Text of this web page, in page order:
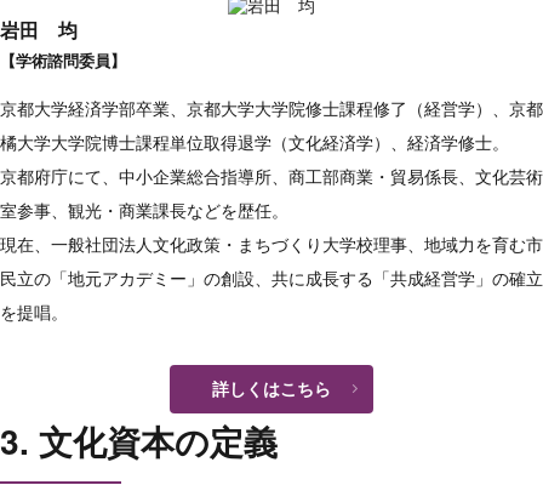
岩田 均
【学術諮問委員】
京都大学経済学部卒業、京都大学大学院修士課程修了（経営学）、京都
橘大学大学院博士課程単位取得退学（文化経済学）、経済学修士。
京都府庁にて、中小企業総合指導所、商工部商業・貿易係長、文化芸術
室参事、観光・商業課長などを歴任。
現在、一般社団法人文化政策・まちづくり大学校理事、地域力を育む市
民立の「地元アカデミー」の創設、共に成長する「共成経営学」の確立
を提唱。
詳しくはこちら
3. 文化資本の定義